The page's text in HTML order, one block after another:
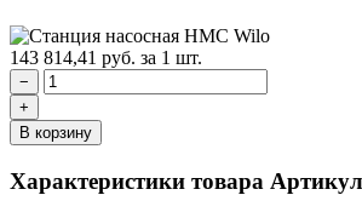
143 814,41 руб. за 1 шт.
−
+
В корзину
Характеристики товара